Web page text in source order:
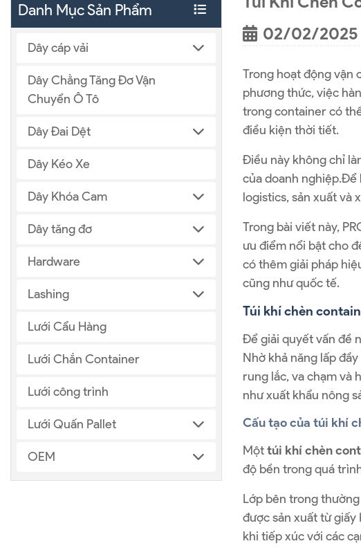
Danh Mục Sản Phẩm
Dây cáp vải
Dây Chằng Tăng Đơ Vận
Chuyển Ô Tô
Dây Đai Dệt
Dây Kéo Xe
Dây Khóa Cam
Dây tăng đơ
Hardware
Lashing
Lưới Cẩu Hàng
Lưới Chắn Container
Lưới công trình
Lưới Quấn Pallet
OEM
02/02/2025
Trong hoạt động vận
phương thức, việc
trong container có
điều kiện thời tiết.
Điều này không chỉ
của doanh
logistics, sản xuất và
Trong bài viết này,
ưu điểm nổi bật cho
có thêm giải pháp
cũng như quốc tế.
Túi khí chèn
Để giải quyết vấn đề
Nhờ khả năng lấp
rung lắc, va chạm và
như xuất khẩu nông
Cấu tạo của túi khí
Mộttúi khí chèn
độ bền trong quá
Lớp bên trong
được sản xuất từ
khi tiếp xúc với các